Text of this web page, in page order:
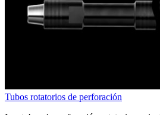
Tubos rotatorios de perforación